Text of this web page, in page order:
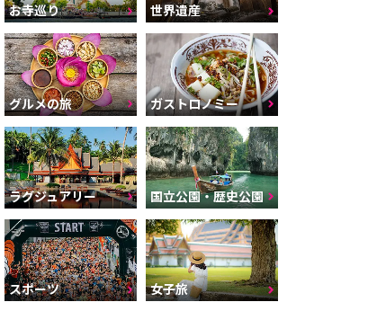
お寺巡り 世界遺産
グルメの旅 ガストロノミー
ラグジュアリー 国立公園・歴史公園
スポーツ 女子旅